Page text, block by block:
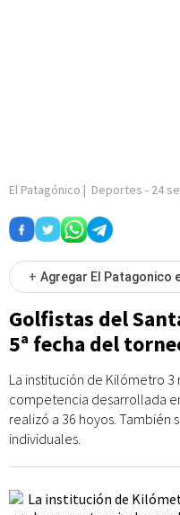
El Patagónico | Deportes - 24
+ Agregar El Patagonico
Golfistas del
5ª fecha del
La institución de Kilómetro
competencia desarrollada
realizó a 36 hoyos.
individuales.